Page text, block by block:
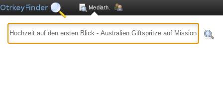
Mediath.